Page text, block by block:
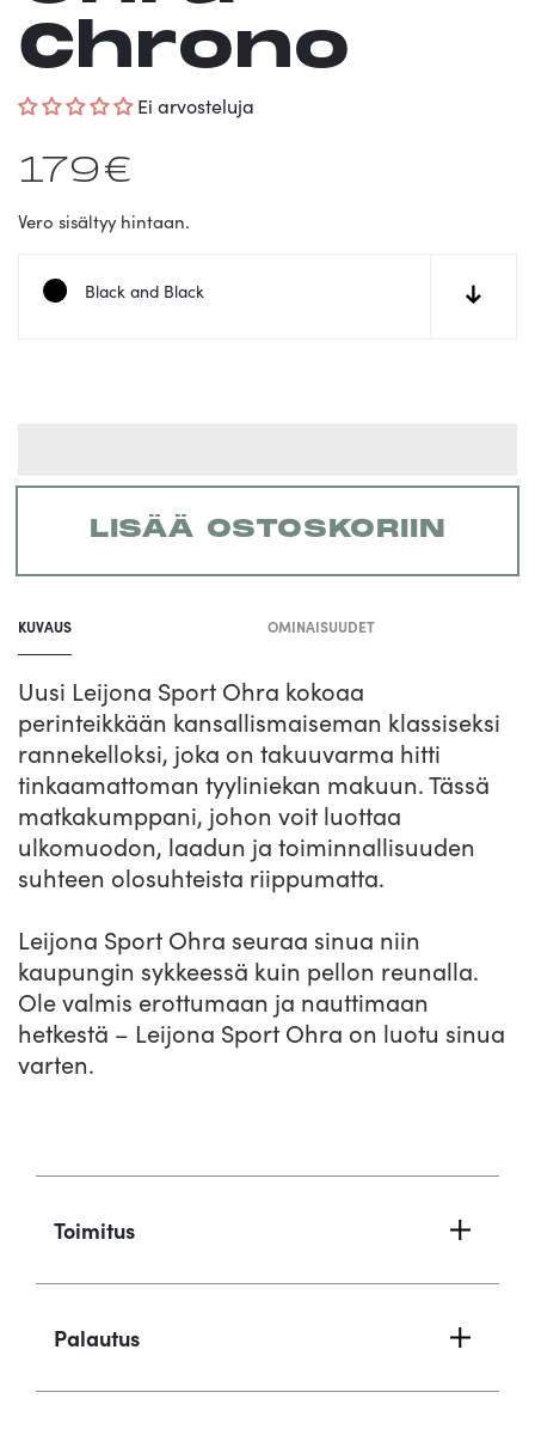
Chrono
Ei arvosteluja
Normaalihinta
179€
Vero sisältyy hintaan.
Black and Black ↓
LISÄÄ OSTOSKORIIN
koriin
KUVAUS OMINAISUUDET
Uusi Leijona Sport Ohra kokoaa
perinteikkään kansallismaiseman klassiseksi
rannekelloksi, joka on takuuvarma hitti
tinkaamattoman tyyliniekan makuun. Tässä
matkakumppani, johon voit luottaa
ulkomuodon, laadun ja toiminnallisuuden
suhteen olosuhteista riippumatta.
Leijona Sport Ohra seuraa sinua niin
kaupungin sykkeessä kuin pellon reunalla.
Ole valmis erottumaan ja nauttimaan
hetkestä – Leijona Sport Ohra on luotu sinua
varten.
Toimitus
Palautus